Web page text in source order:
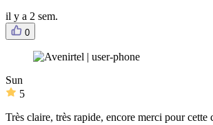
il y a 2 sem.
0
Sun
5
Très claire, très rapide, encore merci pour cette